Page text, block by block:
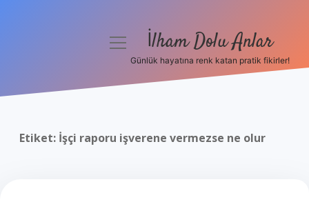
Yasal Uyarı
menüyü İlham Dolu Anlar
Günlük hayatına renk katan pratik fikirler!
Etiket: İşçi raporu işverene vermezse ne olur